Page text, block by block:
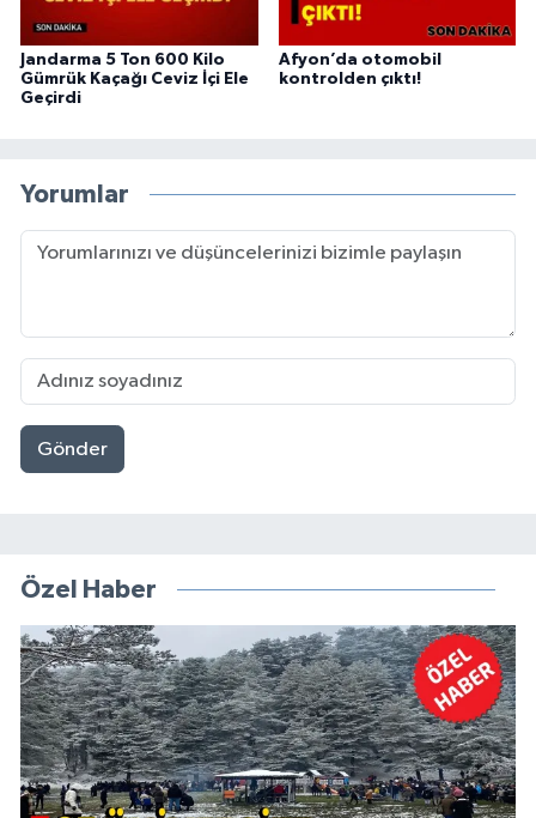
Jandarma 5 Ton 600 Kilo
Gümrük Kaçağı Ceviz İçi Ele
Geçirdi
Afyon’da otomobil
kontrolden çıktı!
Yorumlar
Gönder
Özel Haber